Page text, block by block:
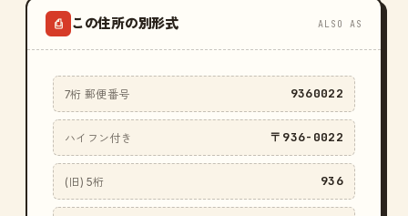
⎙ この住所の別形式 ALSO AS
7桁 郵便番号 9360022
ハイフン付き 〒936-0022
(旧) 5桁 936